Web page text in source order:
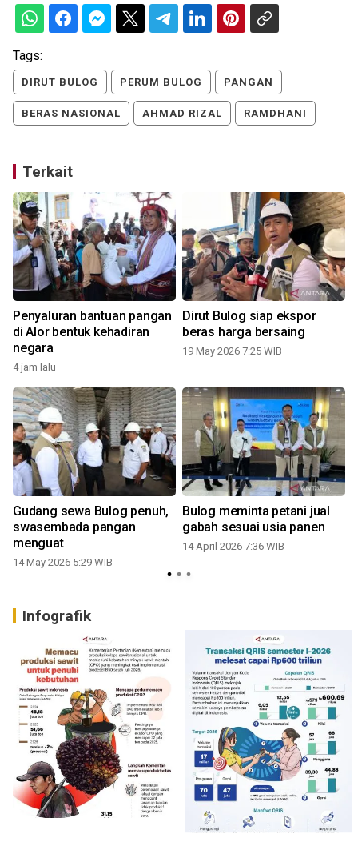
Tags:
DIRUT BULOG PERUM BULOG PANGAN
BERAS NASIONAL AHMAD RIZAL RAMDHANI
Terkait
Penyaluran bantuan pangan
di Alor bentuk kehadiran
negara
4 jam lalu
Dirut Bulog siap ekspor
beras harga bersaing
19 May 2026 7:25 WIB
Gudang sewa Bulog penuh,
swasembada pangan
menguat
14 May 2026 5:29 WIB
Bulog meminta petani jual
gabah sesuai usia panen
14 April 2026 7:36 WIB
Infografik